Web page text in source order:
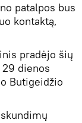
patalpos bus
kontaktą,
pradėjo šių
dienos
Butigeidžio